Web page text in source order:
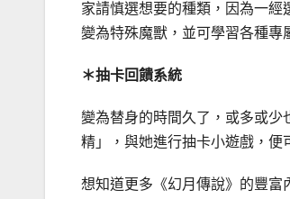
家請慎選想要的種類，因為一
變為特殊魔獸，並可學習各種專
＊抽卡回饋系統
變為替身的時間久了，或多或
精」，與她進行抽卡小遊戲，便
想知道更多《幻月傳說》的豐富